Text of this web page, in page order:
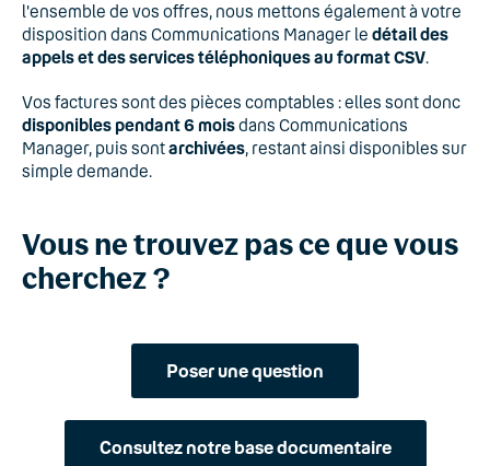
l'ensemble de vos offres, nous mettons également à votre
disposition dans Communications Manager le détail des
appels et des services téléphoniques au format CSV.
Vos factures sont des pièces comptables : elles sont donc
disponibles pendant 6 moisdans Communications
Manager, puis sontarchivées, restant ainsi disponibles sur
simple demande.
Vous ne trouvez pas ce que vous
cherchez ?
Poser une question
Consultez notre base documentaire